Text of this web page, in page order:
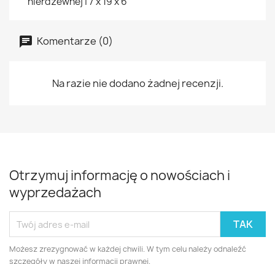
Komentarze (0)
Na razie nie dodano żadnej recenzji.
Otrzymuj informację o nowościach i
wyprzedażach
Możesz zrezygnować w każdej chwili. W tym celu należy odnaleźć
szczegóły w naszej informacji prawnej.